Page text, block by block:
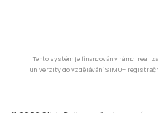
Tento systém je financován v rámci
univerzity do vzdělávání SIMU+